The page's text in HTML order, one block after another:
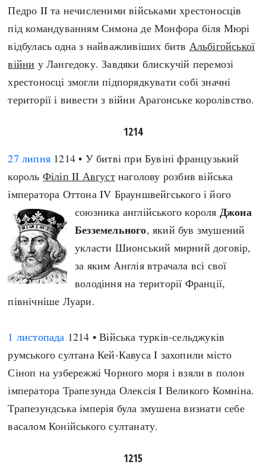
Педро II та нечисленими військами хрестоносців
під командуванням Симона де Монфора біля Мюрі
відбулась одна з найважливіших битв Альбігойської
війни у Лангедоку. Завдяки блискучій перемозі
хрестоносці змогли підпорядкувати собі значні
території і вивести з війни Арагонське королівство.
1214
27 липня 1214 • У битві при Бувіні французький
король Філіп II Августнаголову розбив війська
імператора Оттона IV Брауншвейгського і його
союзника англійського короля Джона
Безземельного, який був змушений
укласти Шионський мирний договір,
за яким Англія втрачала всі свої
володіння на території Франції,
північніше Луари.
1 листопада 1214 • Війська турків-сельджуків
румського султана Кей-Кавуса I захопили місто
Сіноп на узбережжі Чорного моря і взяли в полон
імператора Трапезунда Олексія I Великого Комніна.
Трапезундська імперія була змушена визнати себе
васалом Конійського султанату.
1215